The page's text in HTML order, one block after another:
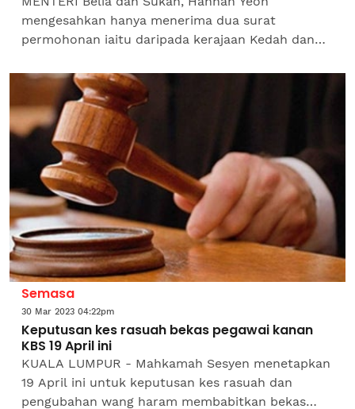
mengesahkan hanya menerima dua surat
permohonan iaitu daripada kerajaan Kedah dan
bola sepak mereka dengan penanaman...
Semasa
30 Mar 2023 04:22pm
Keputusan kes rasuah bekas pegawai kanan
KBS 19 April ini
KUALA LUMPUR - Mahkamah Sesyen menetapkan
19 April ini untuk keputusan kes rasuah dan
pengubahan wang haram membabitkan bekas